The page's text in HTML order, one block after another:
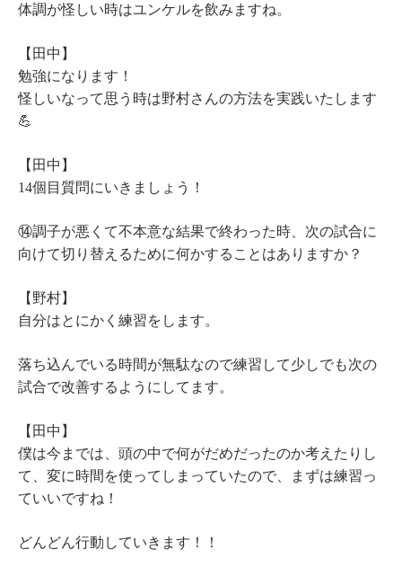
体調が怪しい時はユンケルを飲みますね。
【田中】
勉強になります！
怪しいなって思う時は野村さんの方法を実践いたします
💪
【田中】
14個目質問にいきましょう！
⑭調子が悪くて不本意な結果で終わった時、次の試合に
向けて切り替えるために何かすることはありますか？
【野村】
自分はとにかく練習をします。
落ち込んでいる時間が無駄なので練習して少しでも次の
試合で改善するようにしてます。
【田中】
僕は今までは、頭の中で何がだめだったのか考えたりし
て、変に時間を使ってしまっていたので、まずは練習っ
ていいですね！
どんどん行動していきます！！